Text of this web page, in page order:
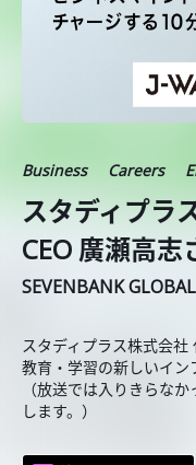
Business Careers
スタディプラ
CEO 廣瀬高志
SEVENBANK
スタディプラス株式会社
教育・学習の新しいイン
（放送では入りきらな
します。）